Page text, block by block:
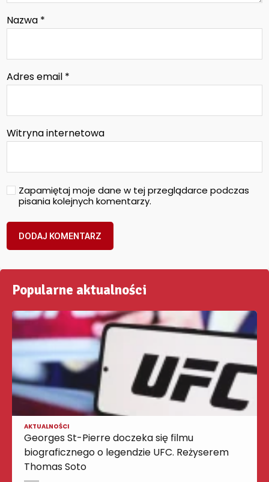
Nazwa *
Adres email *
Witryna internetowa
Zapamiętaj moje dane w tej przeglądarce podczas
pisania kolejnych komentarzy.
Popularne aktualności
AKTUALNOŚCI
Georges St-Pierre doczeka się filmu
biograficznego o legendzie UFC. Reżyserem
Thomas Soto